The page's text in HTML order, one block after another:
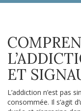
ET
L’addiction n’est pas
consommée. Il s’agit